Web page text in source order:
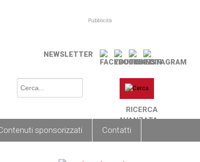
Pubblicità
NEWSLETTER
RICERCA
AVANZATA
sponsorizzati Contatti